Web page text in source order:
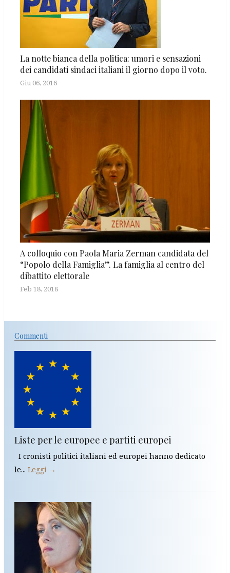
La notte bianca della politica: umori e sensazioni
dei candidati sindaci italiani il giorno dopo il voto.
Giu 06, 2016
A colloquio con Paola Maria Zerman candidata del
“Popolo della Famiglia”. La famiglia al centro del
dibattito elettorale
Feb 18, 2018
Commenti
Liste per le europee e partiti europei
I cronisti politici italiani ed europei hanno dedicato
le... Leggi →